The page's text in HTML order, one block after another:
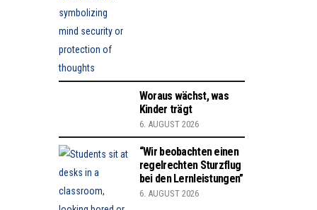
Woraus wächst, was
Kinder trägt
6. AUGUST 2026
“Wir beobachten einen
regelrechten Sturzflug
bei den Lernleistungen”
6. AUGUST 2026